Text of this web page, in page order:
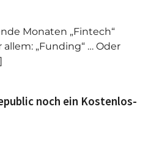
Monaten „Fintech“
„Funding“ … Oder
noch ein Kostenlos-